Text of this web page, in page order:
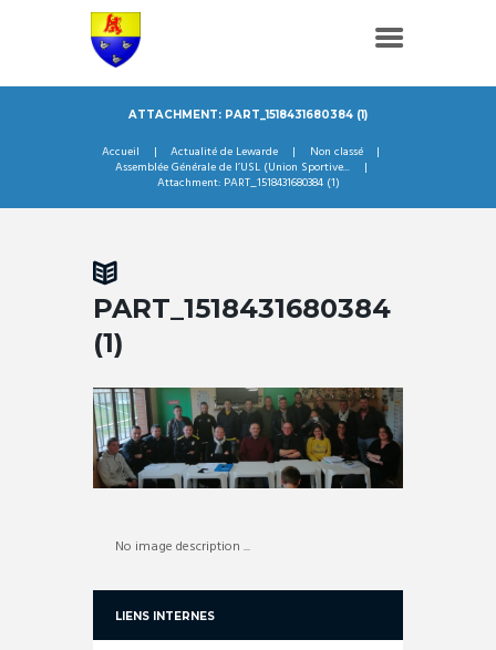
ATTACHMENT: PART_1518431680384 (1)
Accueil Actualité de Lewarde
Non classé
Assemblée Générale de l’USL (Union Sportive...
Attachment: PART_1518431680384 (1)
PART_1518431680384
(1)
No image description ...
LIENS INTERNES